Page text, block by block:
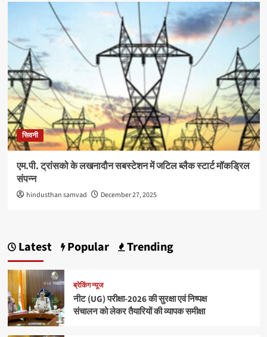
सिवनी
एम.पी. ट्रांसको के लखनादौन सबस्टेशन में जटिल ब्लैक स्टार्ट मॉकड्रिल
संपन्न
hindusthan samvad December 27, 2025
Latest Popular Trending
ब्रेकिंग न्यूज
नीट (UG) परीक्षा-2026 की सुरक्षा एवं निष्पक्ष
संचालन को लेकर तैयारियों की व्यापक समीक्षा